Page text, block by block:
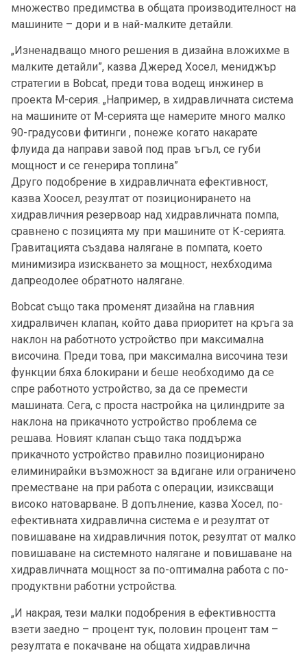
множество предимства в общата производителност на
машините – дори и в най-малките детайли.
„Изненадващо много решения в дизайна вложихме в
малките детайли”, казва Джеред Хосел, мениджър
стратегии в Bobcat, преди това водещ инжинер в
проекта М-серия. „Например, в хидравличната система
на машините от М-серията ще намерите много малко
90-градусови фитинги , понеже когато накарате
флуида да направи завой под прав ъгъл, се губи
мощност и се генерира топлина”
Друго подобрение в хидравличната ефективност,
казва Хоосел, резултат от позиционирането на
хидравличния резервоар над хидравличната помпа,
сравнено с позицията му при машините от К-серията.
Гравитацията създава налягане в помпата, което
минимизира изискването за мощност, нехбходима
дапреодолее обратното налягане.
Bobcat също така променят дизайна на главния
хидралвичен клапан, който дава приоритет на кръга за
наклон на работното устройство при максимална
височина. Преди това, при максимална височина тези
функции бяха блокирани и беше необходимо да се
спре работното устройство, за да се премести
машината. Сега, с проста настройка на цилиндрите за
наклона на прикачното устройство проблема се
решава. Новият клапан също така поддържа
прикачното устройство правилно позиционирано
елиминирайки възможност за вдигане или ограничено
преместване на при работа с операции, изиксващи
високо натоварване. В допълнение, казва Хосел, по-
ефективната хидравлична система е и резултат от
повишаване на хидравличния поток, резултат от малко
повишаване на системното налягане и повишаване на
хидравличната мощност за по-оптимална работа с по-
продуктвни работни устройства.
„И накрая, тези малки подобрения в ефективността
взети заедно – процент тук, половин процент там –
резултата е покачване на общата хидравлична